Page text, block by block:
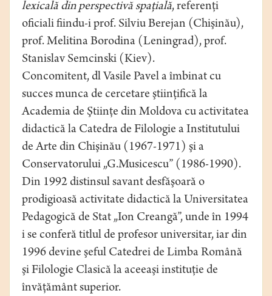
lexicală din perspectivă spaţială, referenţi
oficiali fiindu-i prof. Silviu Berejan (Chişinău),
prof. Melitina Borodina (Leningrad), prof.
Stanislav Semcinski (Kiev).
Concomitent, dl Vasile Pavel a îmbinat cu
succes munca de cercetare ştiinţifică la
Academia de Ştiinţe din Moldova cu activitatea
didactică la Catedra de Filologie a Institutului
de Arte din Chişinău (1967-1971) şi a
Conservatorului „G.Musicescu” (1986-1990).
Din 1992 distinsul savant desfăşoară o
prodigioasă activitate didactică la Universitatea
Pedagogică de Stat „Ion Creangă”, unde în 1994
i se conferă titlul de profesor universitar, iar din
1996 devine şeful Catedrei de Limba Română
şi Filologie Clasică la aceeaşi instituţie de
învăţământ superior.